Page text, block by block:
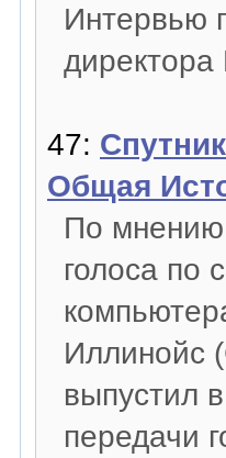
Интервью
47:
Общая
По мнению
голоса по
Иллинойс
выпустил
передачи